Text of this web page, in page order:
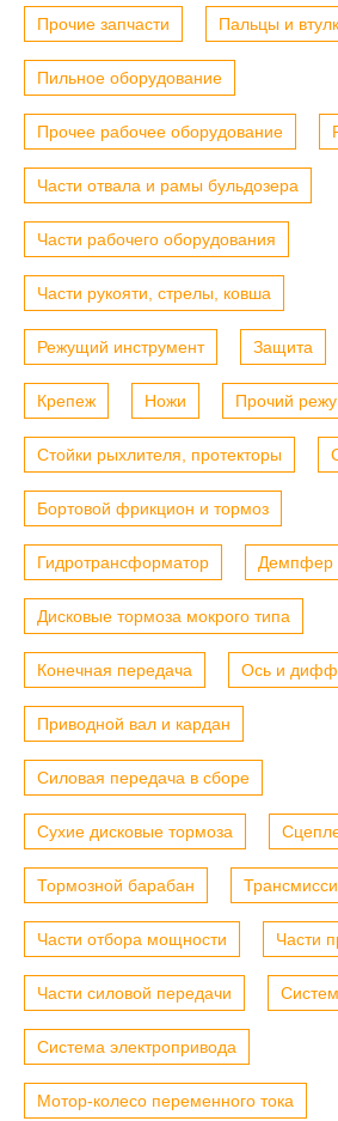
Прочие запчасти Пальцы и
Пильное оборудование
Прочее рабочее оборудование
Части отвала и рамы бульдозера
Части рабочего оборудования
Части рукояти, стрелы, ковша
Режущий инструмент Защита
Крепеж Ножи Прочий
Стойки рыхлителя, протекторы
Бортовой фрикцион и тормоз
Гидротрансформатор Демпфер
Дисковые тормоза мокрого типа
Конечная передача Ось и
Приводной вал и кардан
Силовая передача в сборе
Сухие дисковые тормоза
Тормозной барабан
Части отбора мощности Части
Части силовой передачи
Система электропривода
Мотор-колесо переменного тока